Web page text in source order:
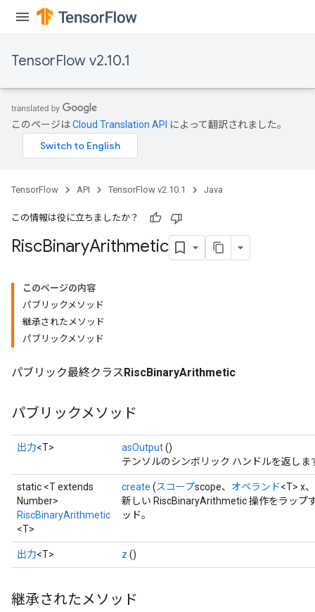
TensorFlow v2.10.1
このページはCloud Translation API によって翻訳されました。
TensorFlow API TensorFlow v2.10.1 Java
この情報は役に立ちましたか？
RiscBinaryArithmetic
このページの内容
パブリックメソッド
継承されたメソッド
パブリックメソッド
パブリック最終クラスRiscBinaryArithmetic
パブリックメソッド
出力<T> asOutput()
テンソルのシンボリック ハンドルを返しま
static <T extends
Number>
RiscBinaryArithmetic
<T>
create (スコープscope、 オペランド<T> x、
新しい RiscBinaryArithmetic 操作をラップ
ッド。
出力<T> z ()
継承されたメソッド